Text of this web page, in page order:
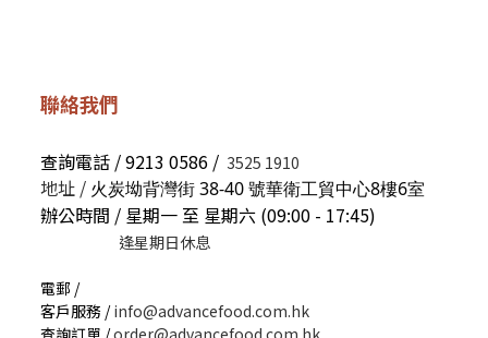
聯絡我們
查詢電話 / 9213 0586 / 3525 1910
地址 / 火炭坳背灣街 38-40 號華衛工貿中心8樓6室
辦公時間 / 星期一 至 星期六 (09:00 - 17:45)
逢星期日休息
電郵 /
客戶服務 /info@advancefood.com.hk
查詢訂單 /order@advancefood.com.hk